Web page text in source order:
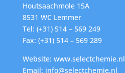
Houtsaachmole 15A
8531 WC Lemmer
Tel: (+31) 514 – 569 249
Fax: (+31) 514 – 569 289
Website: www.selectchemie.nl
Email: info@selectchemie.nl